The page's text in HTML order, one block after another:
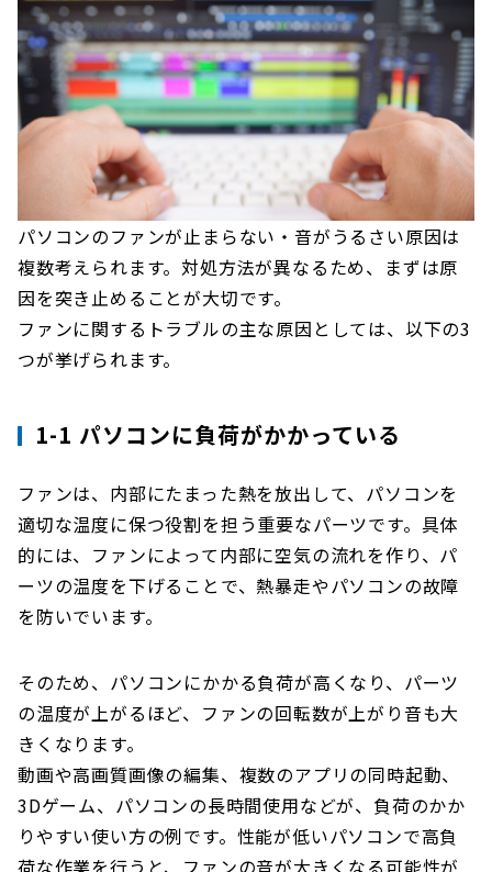
パソコンのファンが止まらない・音がうるさい原因は
複数考えられます。対処方法が異なるため、まずは原
因を突き止めることが大切です。
ファンに関するトラブルの主な原因としては、以下の3
つが挙げられます。
1-1 パソコンに負荷がかかっている
ファンは、内部にたまった熱を放出して、パソコンを
適切な温度に保つ役割を担う重要なパーツです。具体
的には、ファンによって内部に空気の流れを作り、パ
ーツの温度を下げることで、熱暴走やパソコンの故障
を防いでいます。
そのため、パソコンにかかる負荷が高くなり、パーツ
の温度が上がるほど、ファンの回転数が上がり音も大
きくなります。
動画や高画質画像の編集、複数のアプリの同時起動、
3Dゲーム、パソコンの長時間使用などが、負荷のかか
りやすい使い方の例です。性能が低いパソコンで高負
荷な作業を行うと、ファンの音が大きくなる可能性が